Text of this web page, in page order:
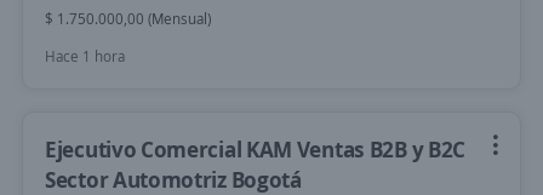
$ 1.750.000,00 (Mensual)
Hace 1 hora
Ejecutivo Comercial KAM Ventas B2B y B2C
Sector Automotriz Bogotá